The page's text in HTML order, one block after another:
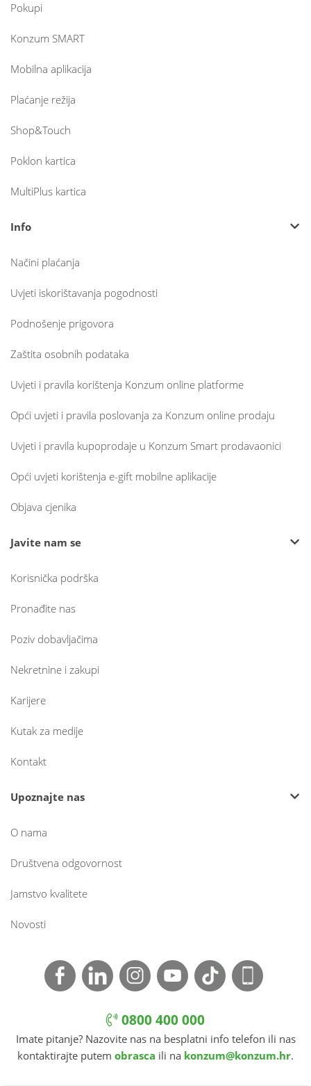
Pokupi
Konzum SMART
Mobilna aplikacija
Plaćanje režija
Shop&Touch
Poklon kartica
MultiPlus kartica
Info
Načini plaćanja
Uvjeti iskorištavanja pogodnosti
Podnošenje prigovora
Zaštita osobnih podataka
Uvjeti i pravila korištenja Konzum online platforme
Opći uvjeti i pravila poslovanja za Konzum online prodaju
Uvjeti i pravila kupoprodaje u Konzum Smart prodavaonici
Opći uvjeti korištenja e-gift mobilne aplikacije
Objava cjenika
Javite nam se
Korisnička podrška
Pronađite nas
Poziv dobavljačima
Nekretnine i zakupi
Karijere
Kutak za medije
Kontakt
Upoznajte nas
O nama
Društvena odgovornost
Jamstvo kvalitete
Novosti
0800 400 000
Imate pitanje? Nazovite nas na besplatni info telefon ili nas
kontaktirajte putem obrasca ili na konzum@konzum.hr.